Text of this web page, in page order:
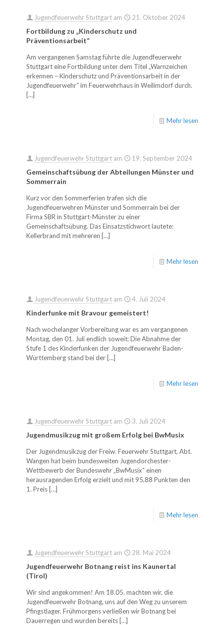
Jugendfeuerwehr Stuttgart am 21. Oktober 2024
Fortbildung zu „Kinderschutz und
Präventionsarbeit“
Am vergangenen Samstag führte die Jugendfeuerwehr
Stuttgart eine Fortbildung unter dem Titel „Warnzeichen
erkennen – Kinderschutz und Präventionsarbeit in der
Jugendfeuerwehr“ im Feuerwehrhaus in Weilimdorf durch.
[…]
Mehr lesen
Jugendfeuerwehr Stuttgart am 19. September 2024
Gemeinschaftsübung der Abteilungen Münster und
Sommerrain
Kurz vor den Sommerferien trafen sich die
Jugendfeuerwehren Münster und Sommerrain bei der
Firma SBR in Stuttgart-Münster zu einer
Gemeinschaftsübung. Das Einsatzstichwort lautete:
Kellerbrand mit mehreren […]
Mehr lesen
Jugendfeuerwehr Stuttgart am 4. Juli 2024
Kinderfunke mit Bravour gemeistert!
Nach wochelanger Vorbereitung war es am vergangenen
Montag, den 01. Juli endlich soweit: Die Abnahme der
Stufe 1 des Kinderfunken der Jugendfeuerwehr Baden-
Württemberg stand bei der […]
Mehr lesen
Jugendfeuerwehr Stuttgart am 3. Juli 2024
Jugendmusikzug mit großem Erfolg bei BwMusix
Der Jugendmusikzug der Freiw. Feuerwehr Stuttgart, Abt.
Wangen hat beim bundesweiten Jugendorchester-
Wettbewerb der Bundeswehr „BwMusix“ einen
herausragenden Erfolg erzielt und mit 95,88 Punkten den
1. Preis […]
Mehr lesen
Jugendfeuerwehr Stuttgart am 28. Mai 2024
Jugendfeuerwehr Botnang reist ins Kaunertal
(Tirol)
Wir sind angekommen! Am 18.05. machten wir, die
Jugendfeuerwehr Botnang, uns auf den Weg zu unserem
Pfingstlager. Frühmorgens verließen wir Botnang bei
Dauerregen und wurden bereits […]